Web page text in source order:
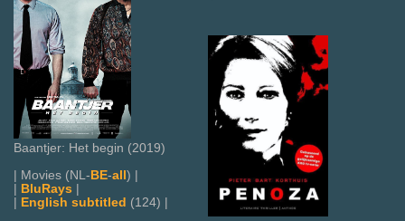
Baantjer: Het begin (2019)
| Movies (NL-BE-all) |
| BluRays |
| English subtitled (124) |